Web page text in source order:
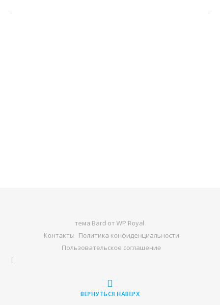
тема Bard от WP Royal.
Контакты Политика конфиденциальности
Пользовательское соглашение
ВЕРНУТЬСЯ НАВЕРХ